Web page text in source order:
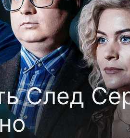
След